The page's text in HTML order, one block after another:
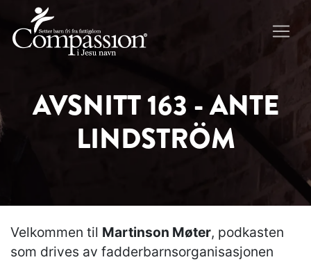
AVSNITT 163 - ANTE
LINDSTRÖM
Velkommen til Martinson Møter, podkasten
som drives av fadderbarnsorganisasjonen